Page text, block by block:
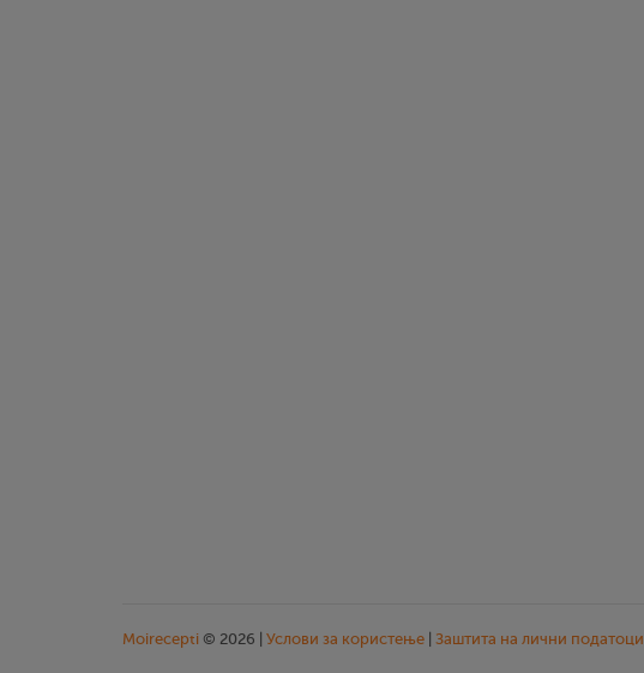
Moirecepti © 2026 | Услови за користење Заштита на лични податоци